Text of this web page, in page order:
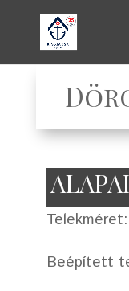
Beépített